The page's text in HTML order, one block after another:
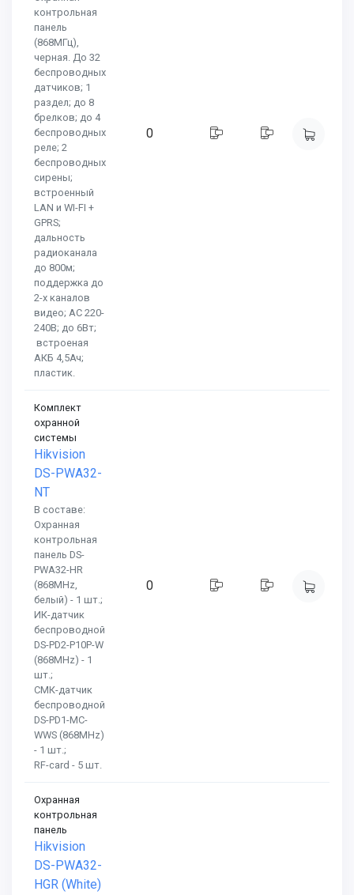
контрольная
панель
(868МГц),
черная. До 32
беспроводных
датчиков; 1
раздел; до 8
брелков; до 4
беспроводных
реле; 2
беспроводных
сирены;
встроенный
LAN и WI-FI +
GPRS;
дальность
радиоканала
до 800м;
поддержка до
2-х каналов
видео; AC 220-
240В; до 6Вт;
встроеная
АКБ 4,5Ач;
пластик.
0
Комплект
охранной
системы
Hikvision
DS-PWA32-
NT
В составе:
Охранная
контрольная
панель DS-
PWA32-HR
(868MHz,
белый) - 1 шт.;
ИК-датчик
беспроводной
DS-PD2-P10P-W
(868MHz) - 1
шт.;
СМК-датчик
беспроводной
DS-PD1-MC-
WWS (868MHz)
- 1 шт.;
RF-card - 5 шт.
0
Охранная
контрольная
панель
Hikvision
DS-PWA32-
HGR (White)